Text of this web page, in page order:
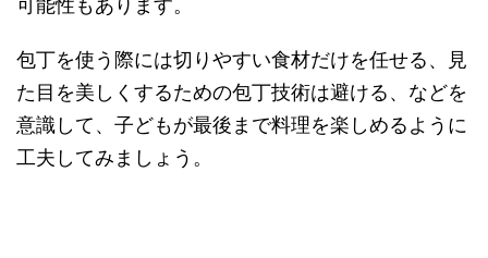
可能性もあります。
包丁を使う際には切りやすい食材だけを任せる、見
た目を美しくするための包丁技術は避ける、などを
意識して、子どもが最後まで料理を楽しめるように
工夫してみましょう。